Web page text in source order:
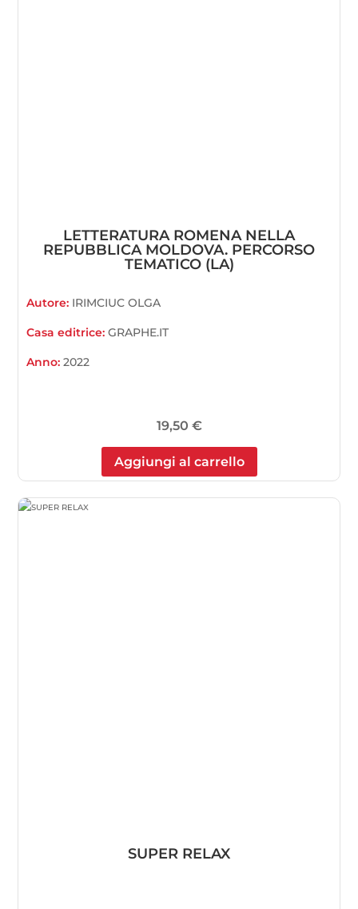
LETTERATURA ROMENA NELLA
REPUBBLICA MOLDOVA. PERCORSO
TEMATICO (LA)
Autore: IRIMCIUC OLGA
Casa editrice:GRAPHE.IT
Anno:2022
19,50 €
Aggiungi al carrello
SUPER RELAX